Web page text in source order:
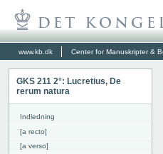
www.kb.dk Center for Manuskripter &
GKS 211 2°: Lucretius, De
rerum natura
Indledning
[a recto]
[a verso]